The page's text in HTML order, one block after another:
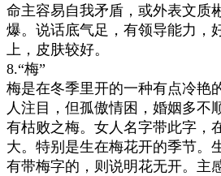
命主容易自我矛盾，或外表文质
爆。说话底气足，有领导能力，
上，皮肤较好。
8.“梅”
梅是在冬季里开的一种有点冷艳
人注目，但孤傲情困，婚姻多不
有枯败之梅。女人名字带此字，
大。特别是生在梅花开的季节。
有带梅字的，则说明花无开。主